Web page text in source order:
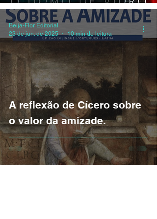
A reflexão de Cícero sobre
o valor da amizade.
Beija-Flor Editorial
23 de jun. de 2025
10 min de leitura